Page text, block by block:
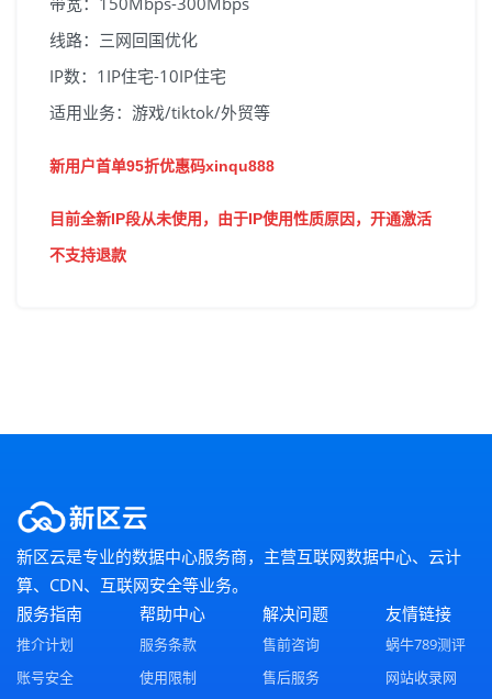
线路：三网回国优化
IP数：1IP住宅-10IP住宅
适用业务：游戏/tiktok/外贸等
新用户首单95折优惠码xinqu888
目前全新IP段从未使用，由于IP使用性质原因，开通激活
不支持退款
新区云是专业的数据中心服务商，主营互联网数据中心、云计
算、CDN、互联网安全等业务。
服务指南
推介计划
账号安全
帮助中心
服务条款
使用限制
解决问题
售前咨询
售后服务
友情链接
蜗牛789测评
网站收录网